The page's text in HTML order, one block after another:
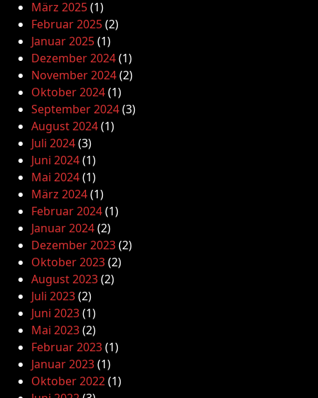
März 2025(1)
Februar 2025(2)
Januar 2025(1)
Dezember 2024(1)
November 2024(2)
Oktober 2024(1)
September 2024(3)
August 2024(1)
Juli 2024(3)
Juni 2024(1)
Mai 2024(1)
März 2024(1)
Februar 2024(1)
Januar 2024(2)
Dezember 2023(2)
Oktober 2023(2)
August 2023(2)
Juli 2023(2)
Juni 2023(1)
Mai 2023(2)
Februar 2023(1)
Januar 2023(1)
Oktober 2022(1)